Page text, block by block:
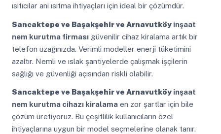
ısıtıcılar ani ısıtma ihtiyaçları için ideal bir çözümdür.
Sancaktepe ve Başakşehir ve Arnavutköyinşaat
nem kurutma firmasıgüvenilir cihaz kiralama artık bir
telefon uzağınızda. Verimli modeller enerji tüketimini
azaltır. Nemli ve ıslak şantiyelerde çalışmak işçilerin
sağlığı ve güvenliği açısından riskli olabilir.
Sancaktepe ve Başakşehir ve Arnavutköyinşaat
nem kurutma cihazı kiralamaen zor şartlar için bile
çözüm üretiyoruz. Bu çeşitlilik kullanıcıların özel
ihtiyaçlarına uygun bir model seçmelerine olanak tanır.